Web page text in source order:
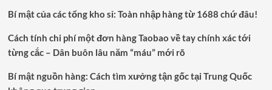
Bí mật của các tổng kho sỉ: Toàn nhập hàng từ 1688 chứ đâu!
Cách tính chi phí một đơn hàng Taobao về tay chính xác tới
từng cắc – Dân buôn lâu năm “máu” mới rõ
Bí mật nguồn hàng: Cách tìm xưởng tận gốc tại Trung Quốc